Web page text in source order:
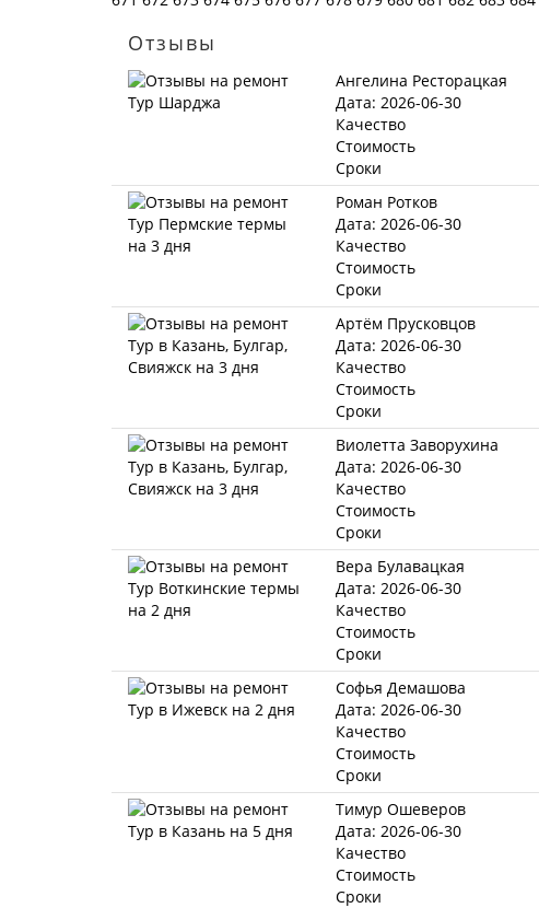
Отзывы
Ангелина Ресторацкая
Дата: 2026-06-30
Качество
Стоимость
Сроки
Роман Ротков
Дата: 2026-06-30
Качество
Стоимость
Сроки
Артём Прусковцов
Дата: 2026-06-30
Качество
Стоимость
Сроки
Виолетта Заворухина
Дата: 2026-06-30
Качество
Стоимость
Сроки
Вера Булавацкая
Дата: 2026-06-30
Качество
Стоимость
Сроки
Софья Демашова
Дата: 2026-06-30
Качество
Стоимость
Сроки
Тимур Ошеверов
Дата: 2026-06-30
Качество
Стоимость
Сроки